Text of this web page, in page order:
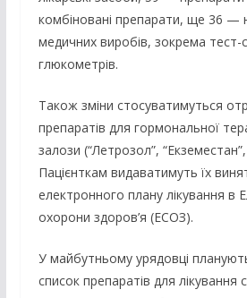
комбіновані препарати, ще 36 —
медичних виробів, зокрема
глюкометрів.
Також зміни стосуватимуться
препаратів для гормональної
залози (“Летрозол”,
Пацієнткам видаватимуть їх
електронного плану лікування в
охорони здоров’я (ЕСОЗ).
У майбутньому урядовці
список препаратів для лікування